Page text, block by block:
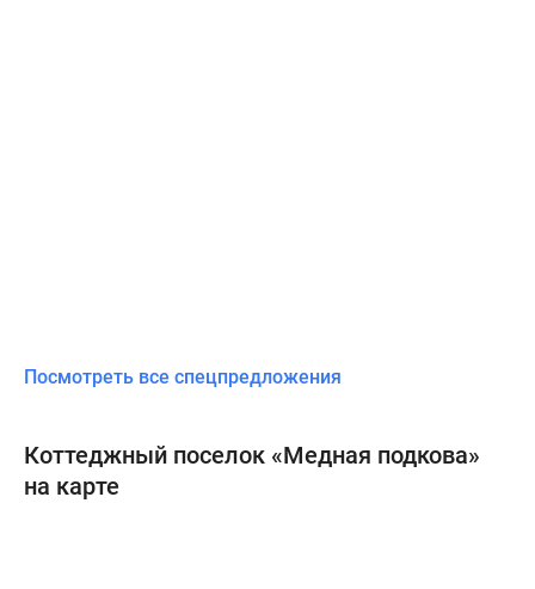
Посмотреть все спецпредложения
Коттеджный поселок «Медная подкова»
на карте